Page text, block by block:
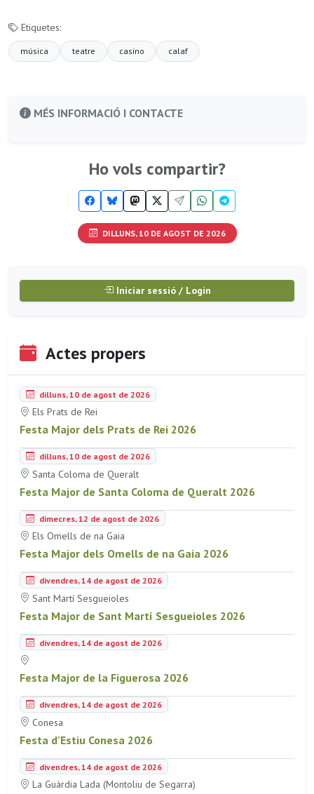
Etiquetes:
música teatre casino calaf
MÉS INFORMACIÓ I CONTACTE
Ho vols compartir?
DILLUNS, 10 DE AGOST DE 2026
Iniciar sessió / Login
Actes propers
dilluns, 10 de agost de 2026
Els Prats de Rei
Festa Major dels Prats de Rei 2026
dilluns, 10 de agost de 2026
Santa Coloma de Queralt
Festa Major de Santa Coloma de Queralt 2026
dimecres, 12 de agost de 2026
Els Omells de na Gaia
Festa Major dels Omells de na Gaia 2026
divendres, 14 de agost de 2026
Sant Martí Sesgueioles
Festa Major de Sant Martí Sesgueioles 2026
divendres, 14 de agost de 2026
Festa Major de la Figuerosa 2026
divendres, 14 de agost de 2026
Conesa
Festa d'Estiu Conesa 2026
divendres, 14 de agost de 2026
La Guàrdia Lada (Montoliu de Segarra)